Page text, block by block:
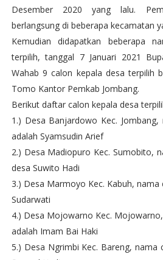
Desember 2020 yang lalu.
berlangsung di beberapa kecamatan
Kemudian didapatkan beberapa
terpilih, tanggal 7 Januari 2021
Wahab 9 calon kepala desa terpilih
Tomo Kantor Pemkab Jombang.
Berikut daftar calon kepala desa
1.) Desa Banjardowo Kec.
adalah Syamsudin Arief
2.) Desa Madiopuro Kec. Sumobito,
desa Suwito Hadi
3.) Desa Marmoyo Kec. Kabuh, nama
Sudarwati
4.) Desa Mojowarno Kec.
adalah Imam Bai Haki
5.) Desa Ngrimbi Kec. Bareng, nama